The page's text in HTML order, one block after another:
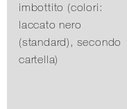
imbottito (colori:
laccato nero
(standard), secondo
cartella)